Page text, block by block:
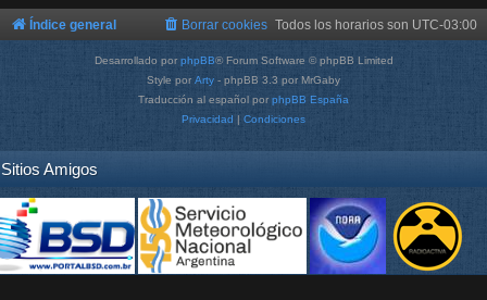
Índice general Todos los horarios son UTC-03:00
Borrar cookies
Desarrollado por phpBB® Forum Software © phpBB Limited
Style por Arty - phpBB 3.3 por MrGaby
Traducción al español por phpBB España
Privacidad | Condiciones
Sitios Amigos